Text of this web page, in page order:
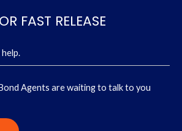
FAST RELEASE
Agents are waiting to talk to you